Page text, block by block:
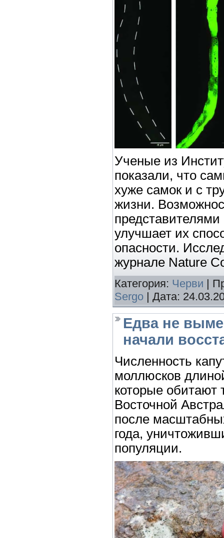
Ученые из
показали, что
хуже самок и с
жизни.
представителями
улучшает их
опасности.
журнале Nature
Категория: Черви |
Sergo | Дата:
Едва не
начали
Численность
моллюсков
которые обитают
Восточной
после
года,
популяции.